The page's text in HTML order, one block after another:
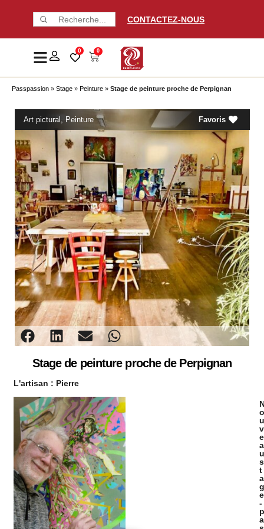
CONTACTEZ-NOUS
0 0
Passpassion » Stage » Peinture » Stage de peinture proche de Perpignan
Art pictural , Peinture Favoris
Stage de peinture proche de Perpignan
L'artisan : Pierre
o
u
v
e
a
u
s
t
a
g
e
-
p
a